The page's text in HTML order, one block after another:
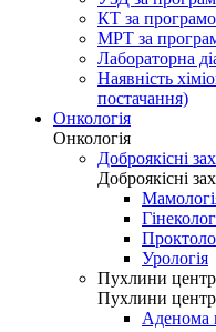
КТ за
МРТ за
Лабораторна
Наявність
постачання)
Онкологія
Онкологія
Доброякісні
Доброякісні
Урологія
Пухлини
Пухлини
Аденома